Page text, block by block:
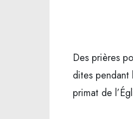
Des prières
dites pendant
primat de